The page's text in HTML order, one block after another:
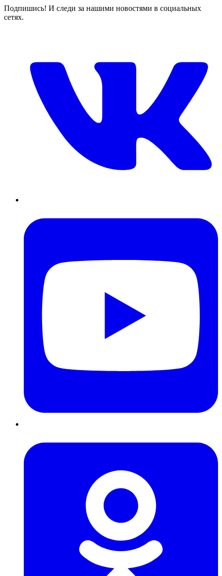
Подпишись! И следи за нашими новостями в социальных
сетях.